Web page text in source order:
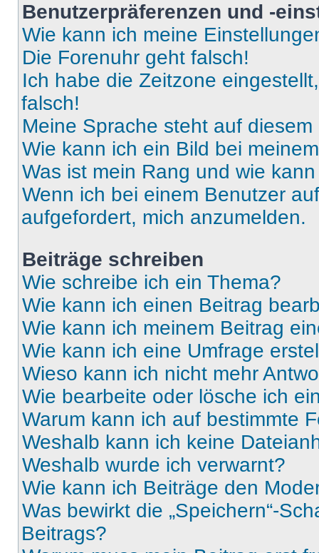
Benutzerpräferenzen und -
Wie kann ich meine
Die Forenuhr geht falsch!
Ich habe die Zeitzone
falsch!
Meine Sprache steht auf
Wie kann ich ein Bild bei
Was ist mein Rang und wie
Wenn ich bei einem Benutzer
aufgefordert, mich anzumelden.
Beiträge schreiben
Wie schreibe ich ein Thema?
Wie kann ich einen Beitrag
Wie kann ich meinem Beitrag
Wie kann ich eine Umfrage
Wieso kann ich nicht mehr
Wie bearbeite oder lösche ich
Warum kann ich auf bestimmte
Weshalb kann ich keine
Weshalb wurde ich verwarnt?
Wie kann ich Beiträge den
Was bewirkt die „Speichern“-
Beitrags?